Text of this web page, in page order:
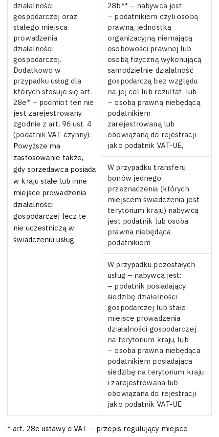
działalności
gospodarczej oraz
stałego miejsca
prowadzenia
działalności
gospodarczej.
Dodatkowo w
przypadku usług dla
których stosuje się art.
28e* – podmiot ten nie
jest zarejestrowany
zgodnie z art. 96 ust. 4
(podatnik VAT czynny).
Powyższe ma
zastosowanie także,
gdy sprzedawca posiada
w kraju stałe lub inne
miejsce prowadzenia
działalności
gospodarczej lecz te
nie uczestniczą w
świadczeniu usług.
28b** – nabywca jest:
– podatnikiem czyli osobą
prawną, jednostką
organizacyjną niemającą
osobowości prawnej lub
osobą fizyczną wykonującą
samodzielnie działalność
gospodarczą bez względu
na jej cel lub rezultat, lub
– osobą prawną niebędącą
podatnikiem
zarejestrowaną lub
obowiązaną do rejestracji
jako podatnik VAT-UE,
W przypadku transferu
bonów jednego
przeznaczenia (których
miejscem świadczenia jest
terytorium kraju) nabywcą
jest podatnik lub osoba
prawna niebędąca
podatnikiem
W przypadku pozostałych
usług – nabywcą jest:
– podatnik posiadający
siedzibę działalności
gospodarczej lub stałe
miejsce prowadzenia
działalności gospodarczej
na terytorium kraju, lub
– osoba prawna niebędąca
podatnikiem posiadająca
siedzibę na terytorium kraju
i zarejestrowana lub
obowiązana do rejestracji
jako podatnik VAT-UE
* art. 28e ustawy o VAT – przepis regulujący miejsce